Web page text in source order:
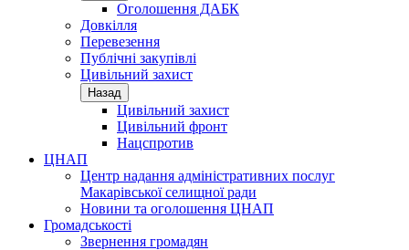
Оголошення ДАБК
Довкілля
Перевезення
Публічні закупівлі
Цивільний захист
Назад
Цивільний захист
Цивільний фронт
Нацспротив
ЦНАП
Центр надання адміністративних послуг
Макарівської селищної ради
Новини та оголошення ЦНАП
Громадськості
Звернення громадян